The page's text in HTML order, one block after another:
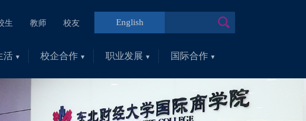
生 教师 校友 English
活 校企合作 职业发展 国际合作